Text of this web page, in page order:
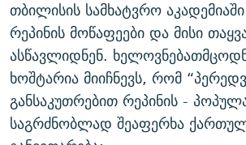
თბილისის სამხატვრო
რეპინის მოწაფეები და მისი
ასწავლიდნენ.
ხოშტარია მიიჩნევს, რომ
განსაკუთრებით რეპინის -
საგრძნობლად შეაფერხა